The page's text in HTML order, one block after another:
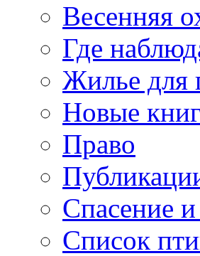
Весенняя
Где
Жилье для
Новые
Право
Спасение
Список